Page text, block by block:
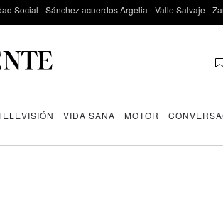
Social Sánchez acuerdos Argelia Valle Salvaje
VIDA SANA MOTOR